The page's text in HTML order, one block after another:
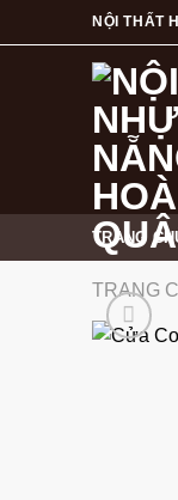
to
NỘI THẤT
TRANG
TRANG